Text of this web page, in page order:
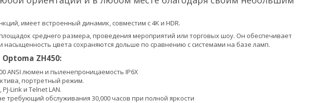
имеет встроенный динамик, совместим с 4K и HDR.
среднего размера, проведения мероприятий или торговых шоу. Он обеспечивает
насыщенность цвета сохраняются дольше по сравнению с системами на базе ламп.
ZH450:
ANSI люмен и пыленепроницаемость IP6X
портретный режим.
Link и Telnet LAN.
требующий обслуживания 30,000 часов при полной яркости